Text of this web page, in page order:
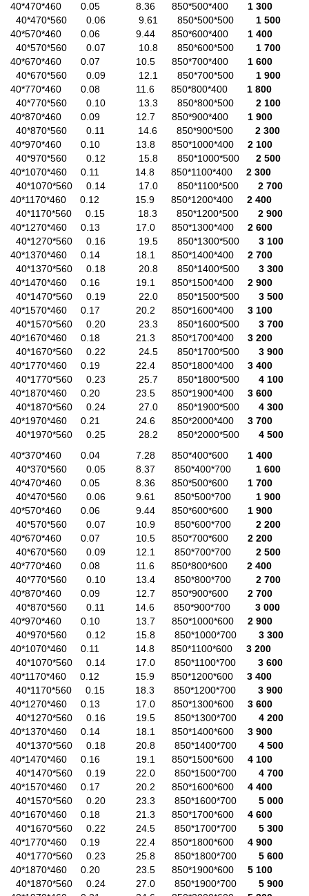
40*470*460 0.05 8.36 850*500*400 1 300
40*470*560 0.06 9.61 850*500*500 1 500
40*570*460 0.06 9.44 850*600*400 1 400
40*570*560 0.07 10.8 850*600*500 1 700
40*670*460 0.07 10.5 850*700*400 1 600
40*670*560 0.09 12.1 850*700*500 1 900
40*770*460 0.08 11.6 850*800*400 1 800
40*770*560 0.10 13.3 850*800*500 2 100
40*870*460 0.09 12.7 850*900*400 1 900
40*870*560 0.11 14.6 850*900*500 2 300
40*970*460 0.10 13.8 850*1000*400 2 100
40*970*560 0.12 15.8 850*1000*500 2 500
40*1070*460 0.11 14.8 850*1100*400 2 300
40*1070*560 0.14 17.0 850*1100*500 2 700
40*1170*460 0.12 15.9 850*1200*400 2 400
40*1170*560 0.15 18.3 850*1200*500 2 900
40*1270*460 0.13 17.0 850*1300*400 2 600
40*1270*560 0.16 19.5 850*1300*500 3 100
40*1370*460 0.14 18.1 850*1400*400 2 700
40*1370*560 0.18 20.8 850*1400*500 3 300
40*1470*460 0.16 19.1 850*1500*400 2 900
40*1470*560 0.19 22.0 850*1500*500 3 500
40*1570*460 0.17 20.2 850*1600*400 3 100
40*1570*560 0.20 23.3 850*1600*500 3 700
40*1670*460 0.18 21.3 850*1700*400 3 200
40*1670*560 0.22 24.5 850*1700*500 3 900
40*1770*460 0.19 22.4 850*1800*400 3 400
40*1770*560 0.23 25.7 850*1800*500 4 100
40*1870*460 0.20 23.5 850*1900*400 3 600
40*1870*560 0.24 27.0 850*1900*500 4 300
40*1970*460 0.21 24.6 850*2000*400 3 700
40*1970*560 0.25 28.2 850*2000*500 4 500
40*370*460 0.04 7.28 850*400*600 1 400
40*370*560 0.05 8.37 850*400*700 1 600
40*470*460 0.05 8.36 850*500*600 1 700
40*470*560 0.06 9.61 850*500*700 1 900
40*570*460 0.06 9.44 850*600*600 1 900
40*570*560 0.07 10.9 850*600*700 2 200
40*670*460 0.07 10.5 850*700*600 2 200
40*670*560 0.09 12.1 850*700*700 2 500
40*770*460 0.08 11.6 850*800*600 2 400
40*770*560 0.10 13.4 850*800*700 2 700
40*870*460 0.09 12.7 850*900*600 2 700
40*870*560 0.11 14.6 850*900*700 3 000
40*970*460 0.10 13.7 850*1000*600 2 900
40*970*560 0.12 15.8 850*1000*700 3 300
40*1070*460 0.11 14.8 850*1100*600 3 200
40*1070*560 0.14 17.0 850*1100*700 3 600
40*1170*460 0.12 15.9 850*1200*600 3 400
40*1170*560 0.15 18.3 850*1200*700 3 900
40*1270*460 0.13 17.0 850*1300*600 3 600
40*1270*560 0.16 19.5 850*1300*700 4 200
40*1370*460 0.14 18.1 850*1400*600 3 900
40*1370*560 0.18 20.8 850*1400*700 4 500
40*1470*460 0.16 19.1 850*1500*600 4 100
40*1470*560 0.19 22.0 850*1500*700 4 700
40*1570*460 0.17 20.2 850*1600*600 4 400
40*1570*560 0.20 23.3 850*1600*700 5 000
40*1670*460 0.18 21.3 850*1700*600 4 600
40*1670*560 0.22 24.5 850*1700*700 5 300
40*1770*460 0.19 22.4 850*1800*600 4 900
40*1770*560 0.23 25.8 850*1800*700 5 600
40*1870*460 0.20 23.5 850*1900*600 5 100
40*1870*560 0.24 27.0 850*1900*700 5 900